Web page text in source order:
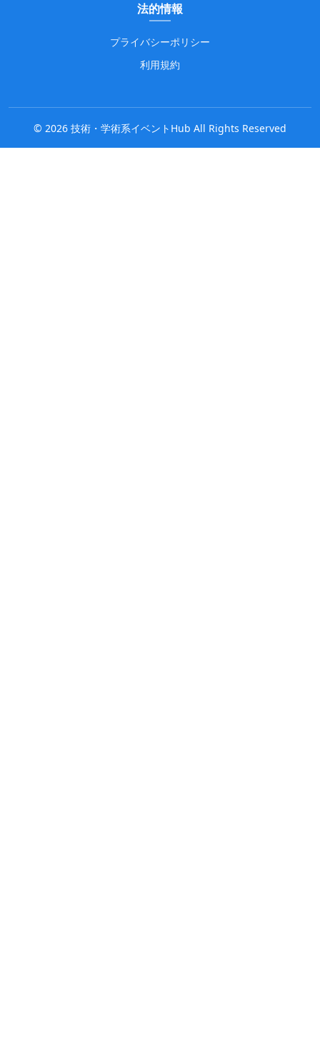
法的情報
プライバシーポリシー
利用規約
© 2026 技術・学術系イベントHub All Rights Reserved